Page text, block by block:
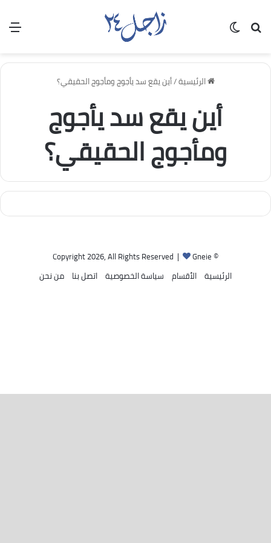
بحث عن
الرئيسية/أين يقع سد يأجوج ومأجوج الحقيقي؟
أين يقع سد يأجوج
ومأجوج الحقيقي؟
© Copyright 2026, All Rights Reserved |
Gneie
الرئيسية الأقسام سياسة الخصوصية اتصل بنا من نحن